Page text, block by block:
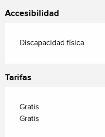
Accesibilidad
Discapacidad física
Tarifas
Gratis
Gratis